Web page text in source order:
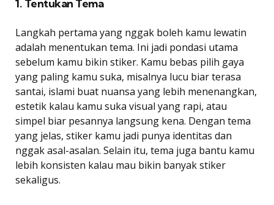
1. Tentukan Tema
Langkah pertama yang nggak boleh kamu lewatin
adalah menentukan tema. Ini jadi pondasi utama
sebelum kamu bikin stiker. Kamu bebas pilih gaya
yang paling kamu suka, misalnya lucu biar terasa
santai, islami buat nuansa yang lebih menenangkan,
estetik kalau kamu suka visual yang rapi, atau
simpel biar pesannya langsung kena. Dengan tema
yang jelas, stiker kamu jadi punya identitas dan
nggak asal-asalan. Selain itu, tema juga bantu kamu
lebih konsisten kalau mau bikin banyak stiker
sekaligus.